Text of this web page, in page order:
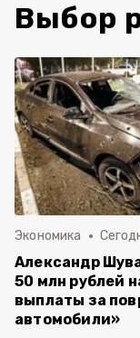
Выбор
Экономика
Александр
50 млн рублей
выплаты за
автомобили»